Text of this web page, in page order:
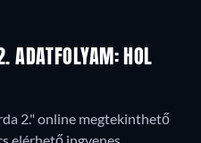
ADATFOLYAM: HOL
2." online megtekinthető